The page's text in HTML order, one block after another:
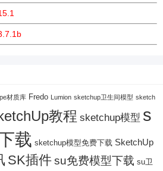
材质库 Fredo Lumion sketchup卫生间模型 sketch
教程 sketchup模型 s
载 sketchup模型免费下载 SketchUp
SK插件su免费模型下载 su卫